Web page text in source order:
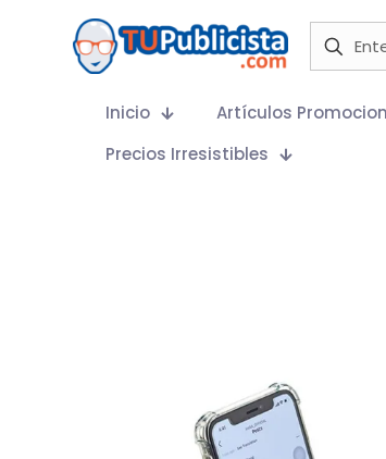
Inicio Artículos
Precios Irresistibles